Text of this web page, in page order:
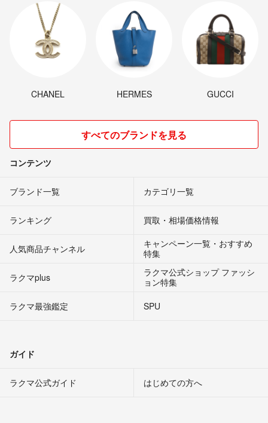
CHANEL HERMES GUCCI
すべてのブランドを見る
コンテンツ
ブランド一覧 カテゴリ一覧
ランキング 買取・相場価格情報
人気商品チャンネル
キャンペーン一覧・おすすめ
特集
ラクマplus
ラクマ公式ショップ ファッシ
ョン特集
ラクマ最強鑑定
SPU
ガイド
ラクマ公式ガイド はじめての方へ